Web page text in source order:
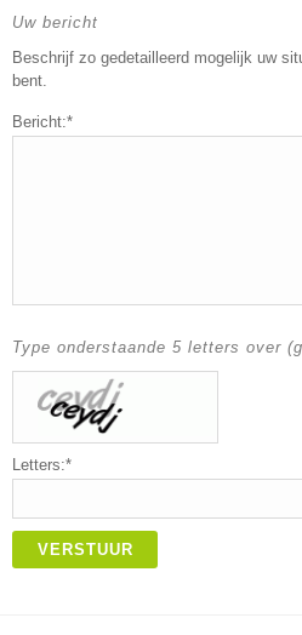
Uw bericht
Beschrijf zo gedetailleerd mogelijk uw
bent.
Bericht:*
Type onderstaande 5 letters over
Letters:*
VERSTUUR